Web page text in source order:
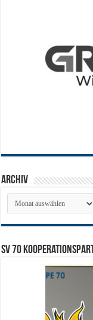
Archiv
Archiv
SV 70